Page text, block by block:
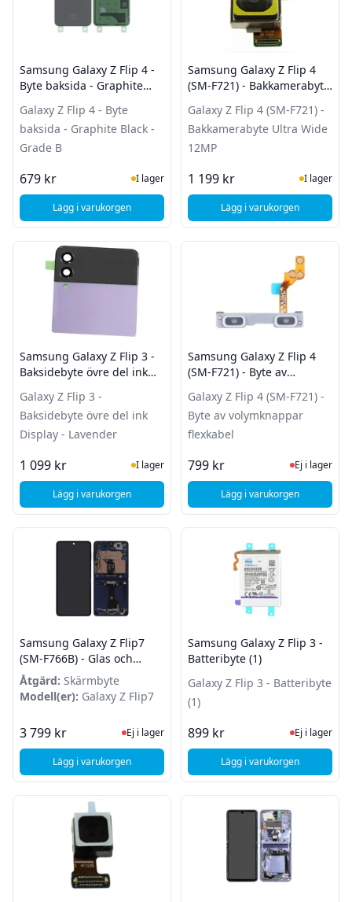
Samsung Galaxy Z Flip 4 -
Byte baksida - Graphite
Galaxy Z Flip 4 - Byte
baksida - Graphite Black -
Grade B
679 kr I Lager
I lager
Lägg i varukorgen, Samsung Galaxy Z Flip 4 - Byte baksida - Graphite Black -
Samsung Galaxy Z Flip 4
(SM-F721) - Bakkamerabyte
Galaxy Z Flip 4 (SM-F721) -
Bakkamerabyte Ultra Wide
12MP
1 199 kr I Lager
I lager
Lägg i varukorgen, Samsung Galaxy Z
Samsung Galaxy Z Flip 3 -
Baksidebyte övre del ink
Galaxy Z Flip 3 -
Baksidebyte övre del ink
Display - Lavender
1 099 kr I Lager
I lager
Lägg i varukorgen, Samsung Galaxy Z Flip 3 - Baksidebyte övre del ink
Samsung Galaxy Z Flip 4
(SM-F721) - Byte av
Galaxy Z Flip 4 (SM-F721) -
Byte av volymknappar
flexkabel
799 kr Ej i lager,
Ej i lager
Lägg i varukorgen, Samsung Galaxy Z
Samsung Galaxy Z Flip7
(SM-F766B) - Glas och
displaybyte (Main / Inre
display) - Blå
Åtgärd: Skärmbyte
Modell(er): Galaxy Z Flip7
3 799 kr Ej i lager, besök produktsidan för
Ej i lager
Lägg i varukorgen, Samsung Galaxy Z Flip7 (SM-F766B) - Glas och
Samsung Galaxy Z Flip 3 -
Batteribyte (1)
Galaxy Z Flip 3 - Batteribyte
(1)
899 kr Ej i lager,
Ej i lager
Lägg i varukorgen, Samsung Galaxy Z